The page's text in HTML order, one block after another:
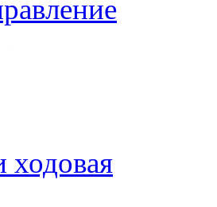
ходовая